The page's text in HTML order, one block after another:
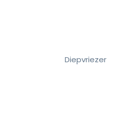
Diepvriezer